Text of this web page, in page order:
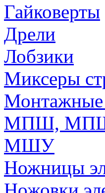
Гайковерты
Дрели
Лобзики
Миксеры
МПШ,
МШУ
Ножницы